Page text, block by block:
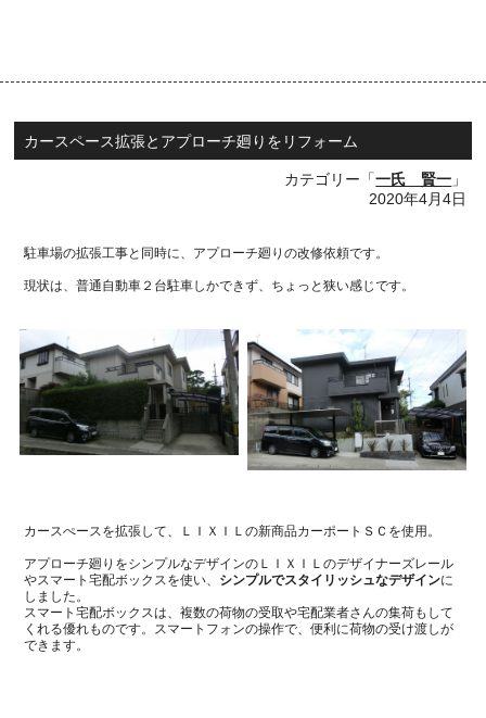
カースペース拡張とアプローチ廻りをリフォーム
カテゴリー「一氏 賢一 」
2020年4月4日
駐車場の拡張工事と同時に、アプローチ廻りの改修依頼です。
現状は、普通自動車２台駐車しかできず、ちょっと狭い感じです。
カースぺースを拡張して、ＬＩＸＩＬの新商品カーポートＳＣを使用。
アプローチ廻りをシンプルなデザインのＬＩＸＩＬのデザイナーズレール
やスマート宅配ボックスを使い、 シンプルでスタイリッシュなデザインに
しました。
スマート宅配ボックスは、複数の荷物の受取や宅配業者さんの集荷もして
くれる優れものです。スマートフォンの操作で、便利に荷物の受け渡しが
できます。